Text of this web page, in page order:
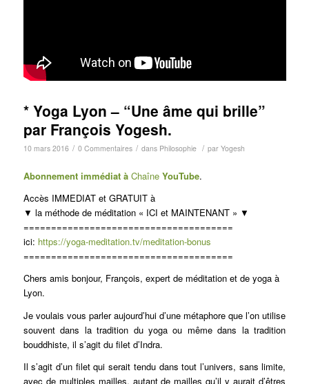
* Yoga Lyon – “Une âme qui brille”
par François Yogesh.
10 mars 2016 / 0 Commentaires / dans Philosophie / par Yogesh
Abonnement immédiat à Chaîne YouTube.
Accès IMMEDIAT et GRATUIT à
▼ la méthode de méditation « ICI et MAINTENANT » ▼
======================================
ici: https://yoga-meditation.tv/meditation-bonus
======================================
Chers amis bonjour, François, expert de méditation et de yoga à
Lyon.
Je voulais vous parler aujourd’hui d’une métaphore que l’on utilise
souvent dans la tradition du yoga ou même dans la tradition
bouddhiste, il s’agit du filet d’Indra.
Il s’agit d’un filet qui serait tendu dans tout l’univers, sans limite,
avec de multiples mailles, autant de mailles qu’il y aurait d’êtres